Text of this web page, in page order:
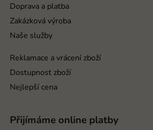
Doprava a platba
Zakázková výroba
Naše služby
Reklamace a vrácení zboží
Dostupnost zboží
Nejlepší cena
Přijímáme online platby